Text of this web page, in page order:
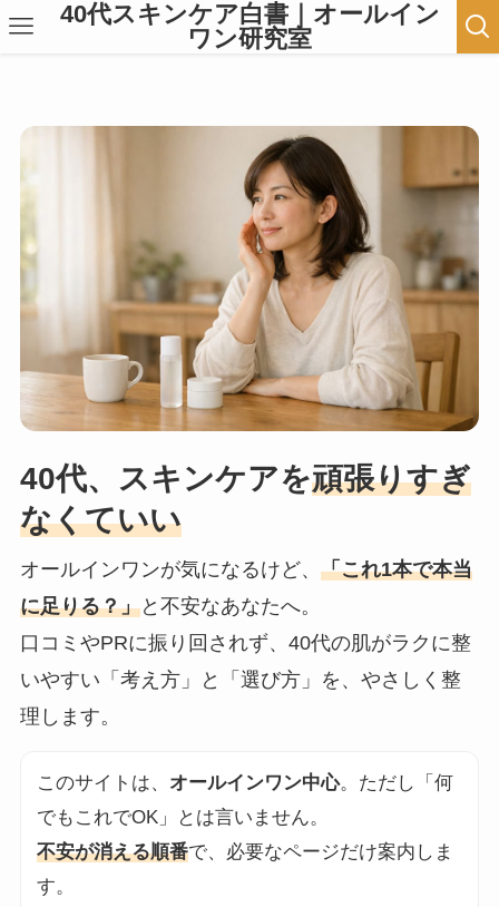
40代スキンケア白書｜オールイン
ワン研究室
40代、スキンケアを頑張りすぎ
なくていい
オールインワンが気になるけど、 「これ1本で本当
に足りる？」と不安なあなたへ。
口コミやPRに振り回されず、40代の肌がラクに整
いやすい「考え方」と「選び方」を、やさしく整
理します。
このサイトは、 オールインワン中心。ただし「何
でもこれでOK」とは言いません。
不安が消える順番で、必要なページだけ案内しま
す。